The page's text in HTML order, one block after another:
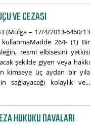
VE CEZASI
(Mülga – 17/4/2013-6460/13
264- (1) Bir
resmi elbisesini yetkisi
şekilde giyen veya hakkı
kimseye üç aydan bir yıla
sağlayacağı kolaylık ve...
HUKUKU DAVALARI